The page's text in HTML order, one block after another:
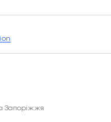
Запоріжжя